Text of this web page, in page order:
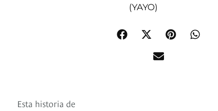
(YAYO)
Esta historia de